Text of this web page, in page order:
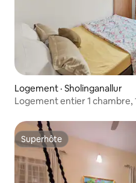
Logement · Sholinganallur
Logement entier 1 chambre,
professionnels – OMR
Superhôte
Superhôte